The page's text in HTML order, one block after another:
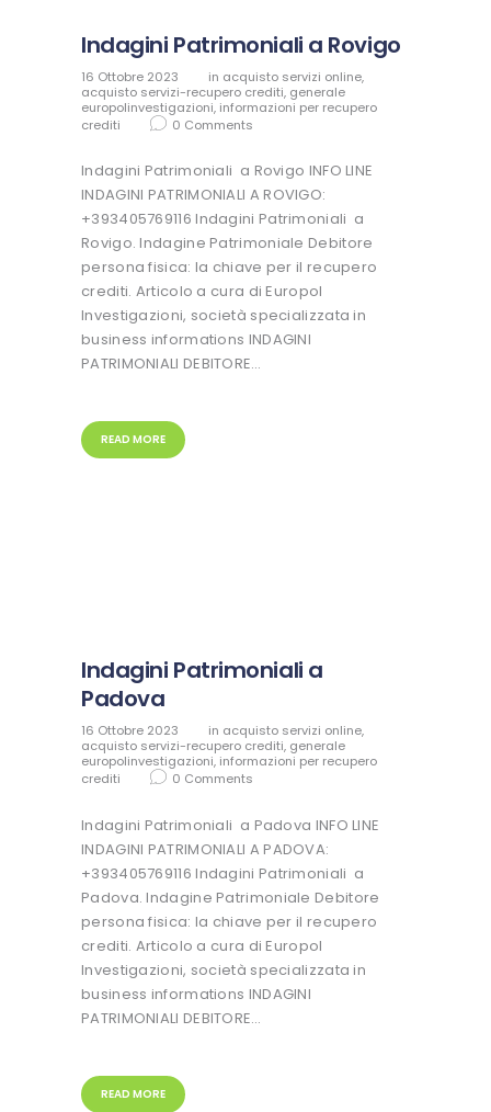
Indagini Patrimoniali a Rovigo
16 Ottobre 2023 in acquisto servizi online,
acquisto servizi-recupero crediti, generale
europolinvestigazioni, informazioni per recupero
crediti
0 Comments
Indagini Patrimoniali a Rovigo INFO LINE
INDAGINI PATRIMONIALI A ROVIGO:
+393405769116 Indagini Patrimoniali a
Rovigo. Indagine Patrimoniale Debitore
persona fisica: la chiave per il recupero
crediti. Articolo a cura di Europol
Investigazioni, società specializzata in
business informations INDAGINI
PATRIMONIALI DEBITORE…
READ MORE
Indagini Patrimoniali a
Padova
16 Ottobre 2023 in acquisto servizi online,
acquisto servizi-recupero crediti, generale
europolinvestigazioni, informazioni per recupero
crediti
0 Comments
Indagini Patrimoniali a Padova INFO LINE
INDAGINI PATRIMONIALI A PADOVA:
+393405769116 Indagini Patrimoniali a
Padova. Indagine Patrimoniale Debitore
persona fisica: la chiave per il recupero
crediti. Articolo a cura di Europol
Investigazioni, società specializzata in
business informations INDAGINI
PATRIMONIALI DEBITORE…
READ MORE